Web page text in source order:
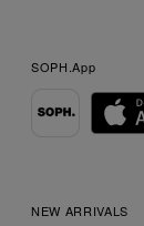
SOPH.App
NEW ARRIVALS